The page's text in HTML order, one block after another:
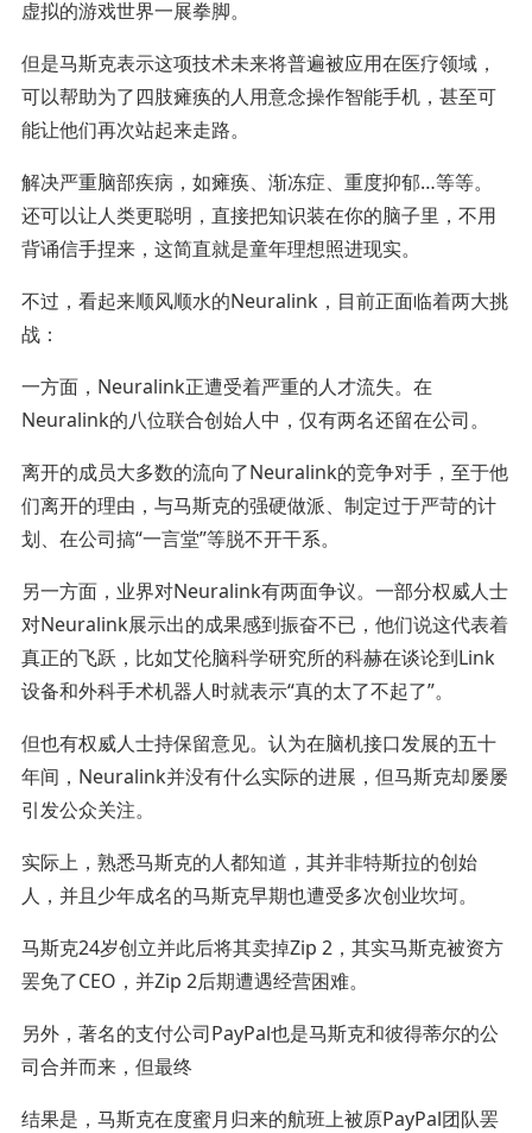
虚拟的游戏世界一展拳脚。
但是马斯克表示这项技术未来将普遍被应用在医疗领域，
可以帮助为了四肢瘫痪的人用意念操作智能手机，甚至可
能让他们再次站起来走路。
解决严重脑部疾病，如瘫痪、渐冻症、重度抑郁…等等。
还可以让人类更聪明，直接把知识装在你的脑子里，不用
背诵信手捏来，这简直就是童年理想照进现实。
不过，看起来顺风顺水的Neuralink，目前正面临着两大挑
战：
一方面，Neuralink正遭受着严重的人才流失。在
Neuralink的八位联合创始人中，仅有两名还留在公司。
离开的成员大多数的流向了Neuralink的竞争对手，至于他
们离开的理由，与马斯克的强硬做派、制定过于严苛的计
划、在公司搞“一言堂”等脱不开干系。
另一方面，业界对Neuralink有两面争议。一部分权威人士
对Neuralink展示出的成果感到振奋不已，他们说这代表着
真正的飞跃，比如艾伦脑科学研究所的科赫在谈论到Link
设备和外科手术机器人时就表示“真的太了不起了”。
但也有权威人士持保留意见。认为在脑机接口发展的五十
年间，Neuralink并没有什么实际的进展，但马斯克却屡屡
引发公众关注。
实际上，熟悉马斯克的人都知道，其并非特斯拉的创始
人，并且少年成名的马斯克早期也遭受多次创业坎坷。
马斯克24岁创立并此后将其卖掉Zip 2，其实马斯克被资方
罢免了CEO，并Zip 2后期遭遇经营困难。
另外，著名的支付公司PayPal也是马斯克和彼得蒂尔的公
司合并而来，但最终
结果是，马斯克在度蜜月归来的航班上被原PayPal团队罢